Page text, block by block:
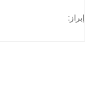
إبراز: